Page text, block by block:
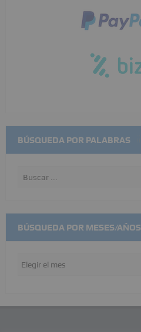
BÚSQUEDA POR PALABRAS
BÚSQUEDA POR MESES/AÑOS
Búsqueda